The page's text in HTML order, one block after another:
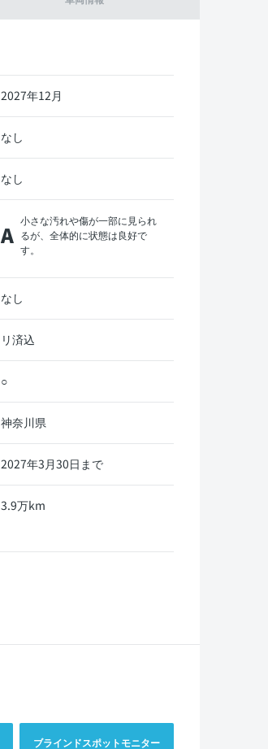
2027年12月
なし
なし
A
小さな汚れや傷が一部に見られ
るが、全体的に状態は良好で
す。
なし
リ済込
○
神奈川県
2027年3月30日まで
3.9万km
ブラインドスポットモニター